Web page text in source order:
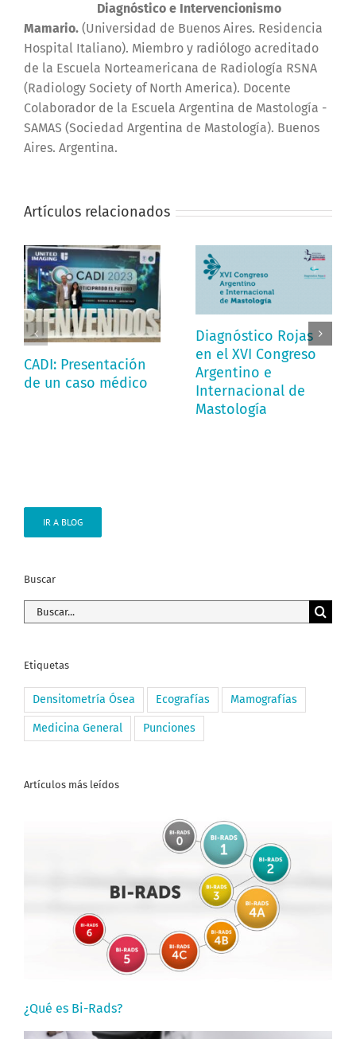
Diagnóstico e Intervencionismo
Mamario. (Universidad de Buenos Aires. Residencia
Hospital Italiano). Miembro y radiólogo acreditado
de la Escuela Norteamericana de Radiología RSNA
(Radiology Society of North America). Docente
Colaborador de la Escuela Argentina de Mastología -
SAMAS (Sociedad Argentina de Mastología). Buenos
Aires. Argentina.
Artículos relacionados
CADI: Presentación
de un caso médico
Diagnóstico Rojas
en el XVI Congreso
Argentino e
Internacional de
Mastología
IR A BLOG
Buscar
Buscar:
Etiquetas
Densitometría Ósea Ecografías Mamografías
Medicina General Punciones
Artículos más leídos
¿Qué es Bi-Rads?